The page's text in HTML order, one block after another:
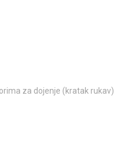
za dojenje (kratak rukav)